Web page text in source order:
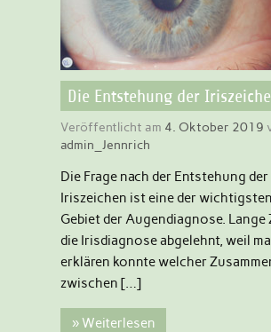
Die Entstehung der
Veröffentlicht am 4. Oktober 2019
admin_Jennrich
Die Frage nach der Entstehung der
Iriszeichen ist eine der
Gebiet der Augendiagnose. Lange
die Irisdiagnose abgelehnt, weil
erklären konnte welcher
zwischen […]
» Weiterlesen